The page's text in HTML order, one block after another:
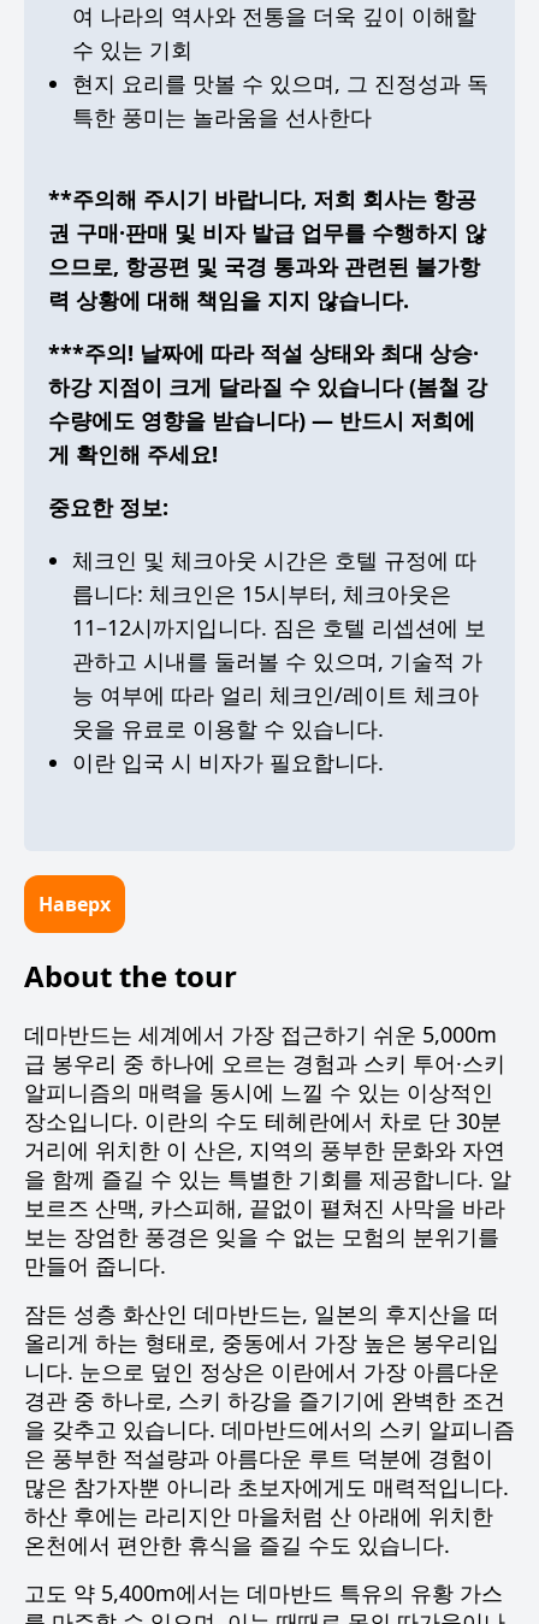
여 나라의 역사와 전통을 더욱 깊이 이해할
수 있는 기회
현지 요리를 맛볼 수 있으며, 그 진정성과 독
특한 풍미는 놀라움을 선사한다
**주의해 주시기 바랍니다, 저희 회사는 항공
권 구매·판매 및 비자 발급 업무를 수행하지 않
으므로, 항공편 및 국경 통과와 관련된 불가항
력 상황에 대해 책임을 지지 않습니다.
***주의! 날짜에 따라 적설 상태와 최대 상승·
하강 지점이 크게 달라질 수 있습니다 (봄철 강
수량에도 영향을 받습니다) — 반드시 저희에
게 확인해 주세요!
중요한 정보:
체크인 및 체크아웃 시간은 호텔 규정에 따
릅니다: 체크인은 15시부터, 체크아웃은
11–12시까지입니다. 짐은 호텔 리셉션에 보
관하고 시내를 둘러볼 수 있으며, 기술적 가
능 여부에 따라 얼리 체크인/레이트 체크아
웃을 유료로 이용할 수 있습니다.
이란 입국 시 비자가 필요합니다.
Наверх
About the tour
데마반드는 세계에서 가장 접근하기 쉬운 5,000m
급 봉우리 중 하나에 오르는 경험과 스키 투어·스키
알피니즘의 매력을 동시에 느낄 수 있는 이상적인
장소입니다. 이란의 수도 테헤란에서 차로 단 30분
거리에 위치한 이 산은, 지역의 풍부한 문화와 자연
을 함께 즐길 수 있는 특별한 기회를 제공합니다. 알
보르즈 산맥, 카스피해, 끝없이 펼쳐진 사막을 바라
보는 장엄한 풍경은 잊을 수 없는 모험의 분위기를
만들어 줍니다.
잠든 성층 화산인 데마반드는, 일본의 후지산을 떠
올리게 하는 형태로, 중동에서 가장 높은 봉우리입
니다. 눈으로 덮인 정상은 이란에서 가장 아름다운
경관 중 하나로, 스키 하강을 즐기기에 완벽한 조건
을 갖추고 있습니다. 데마반드에서의 스키 알피니즘
은 풍부한 적설량과 아름다운 루트 덕분에 경험이
많은 참가자뿐 아니라 초보자에게도 매력적입니다.
하산 후에는 라리지안 마을처럼 산 아래에 위치한
온천에서 편안한 휴식을 즐길 수도 있습니다.
고도 약 5,400m에서는 데마반드 특유의 유황 가스